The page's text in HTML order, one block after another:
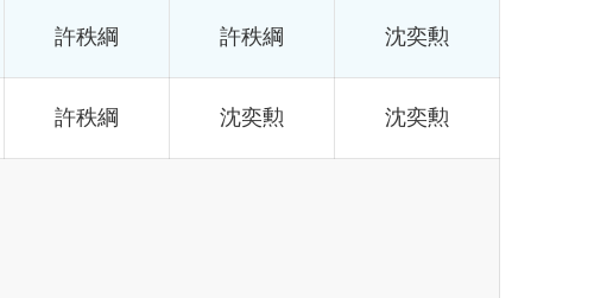
許秩綱 許秩綱 沈奕勲
許秩綱 沈奕勲 沈奕勲